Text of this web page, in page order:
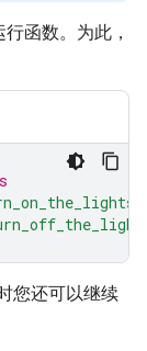
函数。为此，
您还可以继续